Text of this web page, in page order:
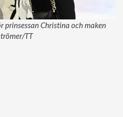
prinsessan Christina och maken
TT